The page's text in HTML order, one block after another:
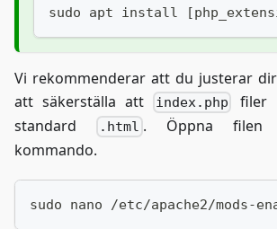
sudo apt install
Vi rekommenderar att du justerar
att säkerställa att
index.php
filer
standard
.html . Öppna filen
kommando.
sudo nano /etc/apache2/mods-